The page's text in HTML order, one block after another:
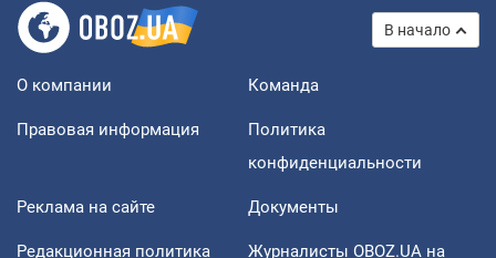
В начало
О компании Команда
Правовая информация
Политика
конфиденциальности
Реклама на сайте Документы
Редакционная политика
Журналисты OBOZ.UA на